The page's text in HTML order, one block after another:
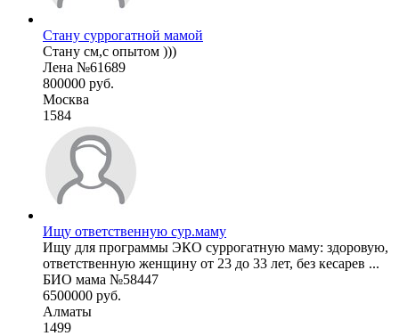
Стану суррогатной мамой
Стану см,с опытом )))
Лена №61689
800000 руб.
Москва
1584
Ищу ответственную сур.маму
Ищу для программы ЭКО суррогатную маму: здоровую,
ответственную женщину от 23 до 33 лет, без кесарев ...
БИО мама №58447
6500000 руб.
Алматы
1499